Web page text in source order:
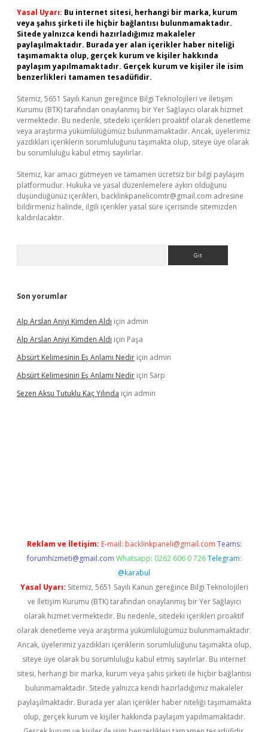
Yasal Uyarı: Bu internet sitesi, herhangi bir marka, kurum
veya şahıs şirketi ile hiçbir bağlantısı bulunmamaktadır.
Sitede yalnızca kendi hazırladığımız makaleler
paylaşılmaktadır. Burada yer alan içerikler haber niteliği
taşımamakta olup, gerçek kurum ve kişiler hakkında
paylaşım yapılmamaktadır. Gerçek kurum ve kişiler ile isim
benzerlikleri tamamen tesadüfidir.
Sitemiz, 5651 Sayılı Kanun gereğince Bilgi Teknolojileri ve İletişim
Kurumu (BTK) tarafından onaylanmış bir Yer Sağlayıcı olarak hizmet
vermektedir. Bu nedenle, sitedeki içerikleri proaktif olarak denetleme
veya araştırma yükümlülüğümüz bulunmamaktadır. Ancak, üyelerimiz
yazdıkları içeriklerin sorumluluğunu taşımakta olup, siteye üye olarak
bu sorumluluğu kabul etmiş sayılırlar.
Sitemiz, kar amacı gütmeyen ve tamamen ücretsiz bir bilgi paylaşım
platformudur. Hukuka ve yasal düzenlemelere aykırı olduğunu
düşündüğünüz içerikleri, backlinkpanelicomtr@gmail.com adresine
bildirmeniz halinde, ilgili içerikler yasal süre içerisinde sitemizden
kaldırılacaktır.
Son yorumlar
Alp Arslan Aniyi Kimden Aldı için admin
Alp Arslan Aniyi Kimden Aldı için Paşa
Absürt Kelimesinin Eş Anlamı Nedir için admin
Absürt Kelimesinin Eş Anlamı Nedir için Sarp
Sezen Aksu Tutuklu Kaç Yılında için admin
Reklam ve İletişim: E-mail: backlinkpaneli@gmail.com Teams:
forumhizmeti@gmail.com Whatsapp: 0262 606 0 726 Telegram:
@karabul
Yasal Uyarı: Sitemiz, 5651 Sayılı Kanun gereğince Bilgi Teknolojileri
ve İletişim Kurumu (BTK) tarafından onaylanmış bir Yer Sağlayıcı
olarak hizmet vermektedir. Bu nedenle, sitedeki içerikleri proaktif
olarak denetleme veya araştırma yükümlülüğümüz bulunmamaktadır.
Ancak, üyelerimiz yazdıkları içeriklerin sorumluluğunu taşımakta olup,
siteye üye olarak bu sorumluluğu kabul etmiş sayılırlar. Bu internet
sitesi, herhangi bir marka, kurum veya şahıs şirketi ile hiçbir bağlantısı
bulunmamaktadır. Sitede yalnızca kendi hazırladığımız makaleler
paylaşılmaktadır. Burada yer alan içerikler haber niteliği taşımamakta
olup, gerçek kurum ve kişiler hakkında paylaşım yapılmamaktadır.